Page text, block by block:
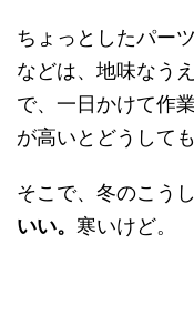
ちょっとしたパー
などは、地味なう
で、一日かけて作
が高いとどうしても
そこで、冬のこう
いい。 寒いけど。